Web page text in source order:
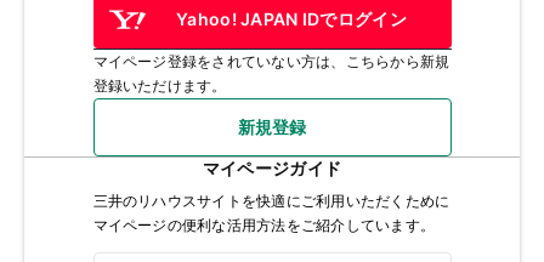
Yahoo! JAPAN IDでログイン
マイページ登録をされていない方は、こちらから新規
登録いただけます。
新規登録
マイページガイド
三井のリハウスサイトを快適にご利用いただくために
マイページの便利な活用方法をご紹介しています。